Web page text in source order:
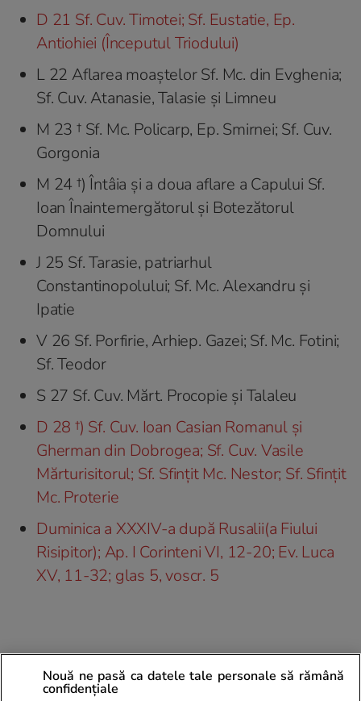
D 21 Sf. Cuv. Timotei; Sf. Eustatie, Ep.
Antiohiei (Începutul Triodului)
L 22 Aflarea moaştelor Sf. Mc. din Evghenia;
Sf. Cuv. Atanasie, Talasie şi Limneu
M 23 † Sf. Mc. Policarp, Ep. Smirnei; Sf. Cuv.
Gorgonia
M 24 †) Întâia şi a doua aflare a Capului Sf.
Ioan Înaintemergătorul şi Botezătorul
Domnului
J 25 Sf. Tarasie, patriarhul
Constantinopolului; Sf. Mc. Alexandru şi
Ipatie
V 26 Sf. Porfirie, Arhiep. Gazei; Sf. Mc. Fotini;
Sf. Teodor
S 27 Sf. Cuv. Mărt. Procopie şi Talaleu
D 28 †) Sf. Cuv. Ioan Casian Romanul şi
Gherman din Dobrogea; Sf. Cuv. Vasile
Mărturisitorul; Sf. Sfințit Mc. Nestor; Sf. Sfințit
Mc. Proterie
Duminica a XXXIV-a după Rusalii(a Fiului
Risipitor); Ap. I Corinteni VI, 12-20; Ev. Luca
XV, 11-32; glas 5, voscr. 5
Nouă ne pasă ca datele tale personale să rămână
confidențiale